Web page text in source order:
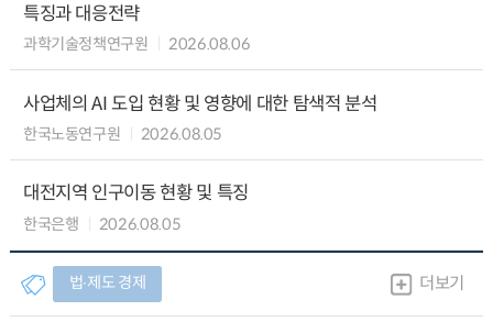
특징과 대응전략
과학기술정책연구원 2026.08.06
사업체의 AI 도입 현황 및 영향에 대한 탐색적 분석
한국노동연구원 2026.08.05
대전지역 인구이동 현황 및 특징
한국은행 2026.08.05
법∙제도 경제 더보기